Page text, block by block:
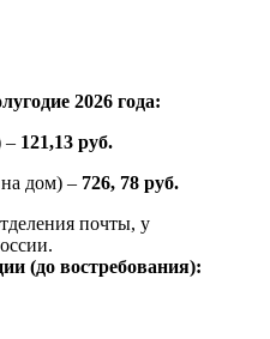
2026 года:
– 121,13 руб.
дом) – 726, 78 руб.
почты, у
(до востребования):